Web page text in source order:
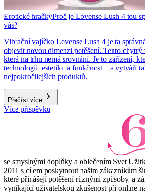
Erotické hračkyProč je Lovense Lush 4 tou
vás?
Vibrační vajíčko Lovense Lush 4 je ta
objevit novou dimenzi potěšení. Tento chytrý
která na trhu nemá srovnání. Je to zařízení,
technologii, estetiku a funkčnost – a vytváří
nejpokročilejších produktů.
Přečíst více
Více příspěvků
se smyslnými doplňky a oblečením Svet
2011 s cílem poskytnout našim zákazníkům
které přinášejí potěšení různými způsoby, a
vynikající uživatelskou zkušenost při online